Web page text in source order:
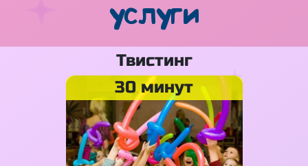
услуги
Твистинг
30 минут